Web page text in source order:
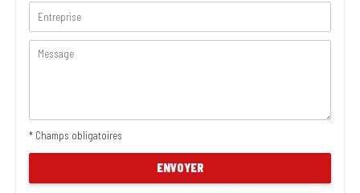
* Champs obligatoires
ENVOYER